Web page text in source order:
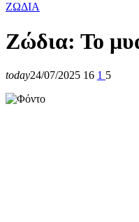
ΖΩΔΙΑ
Ζώδια: Το
today24/07/2025 16 1 5